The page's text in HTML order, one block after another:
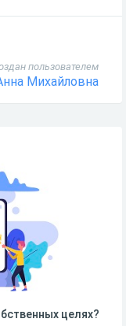
пользователем
Михайловна
целях?